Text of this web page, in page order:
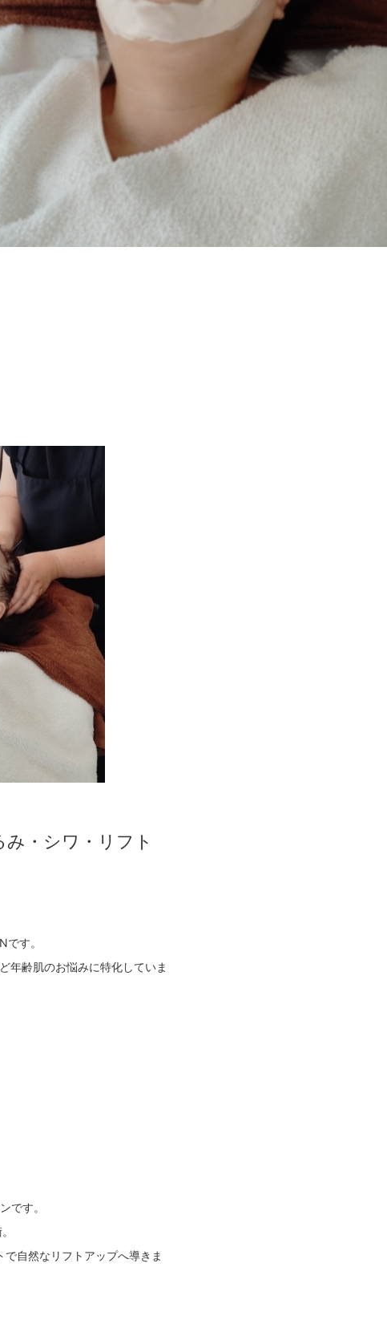
・シワ・リフト
す。
年齢肌のお悩みに特化していま
です。
自然なリフトアップへ導きま